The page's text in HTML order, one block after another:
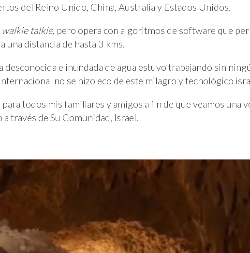
del Reino Unido, China, Australia y Estados Unidos.
walkie talkie, pero opera con algoritmos de software que
una distancia de hasta 3 kms.
desconocida e inundada de agua estuvo trabajando sin
no se hizo eco de este milagro y tecnológico
todos mis familiares y amigos a fin de que veamos una
través de Su Comunidad, Israel.